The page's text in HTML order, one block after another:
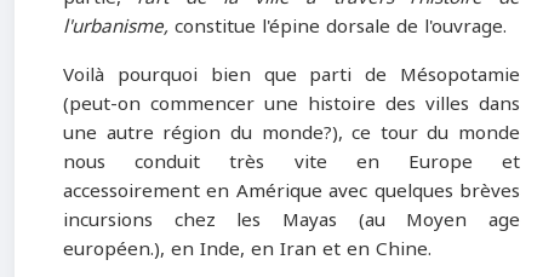
l'urbanisme,constitue l'épine dorsale de l'ouvrage.
Voilà pourquoi bien que parti de Mésopotamie
(peut-on commencer une histoire des villes dans
une autre région du monde?), ce tour du monde
nous conduit très vite en Europe et
accessoirement en Amérique avec quelques brèves
incursions chez les Mayas (au Moyen age
européen.), en Inde, en Iran et en Chine.